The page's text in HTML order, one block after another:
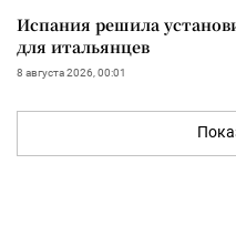
Испания решила
для итальянцев
8 августа 2026, 00:01